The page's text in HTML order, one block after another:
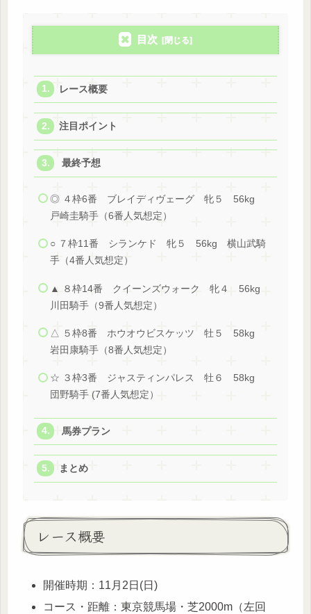
目次
レース概要
注目ポイント
最終予想
◎ ４枠6番 ブレイディヴェーグ 牝５ 56kg
戸崎圭騎手（6番人気想定）
○ ７枠11番 シランケド 牝５ 56kg 横山武騎
手（4番人気想定）
▲ ８枠14番 クイーンズウォーク 牝４ 56kg
川田騎手（9番人気想定）
△ ５枠8番 ホウオウビスケッツ 牡５ 58kg
岩田康騎手（8番人気想定）
☆ ３枠3番 ジャスティンパレス 牡６ 58kg
団野騎手 (7番人気想定）
馬券プラン
まとめ
レース概要
開催時期：11月2日(日)
コース・距離：東京競馬場・芝2000m（左回